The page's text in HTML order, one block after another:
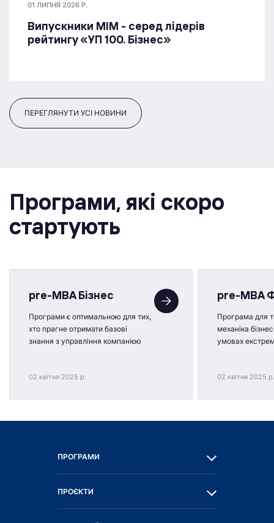
01 ЛИПНЯ 2026 Р.
Випускники МІМ - серед лідерів
рейтингу «УП 100. Бізнес»
ПЕРЕГЛЯНУТИ УСІ НОВИНИ
Програми, якi скоро
стартують
pre-MBA Бізнес
Програми є оптимальною для тих,
хто прагне отримати базові
знання з управління компанією
02 квітня 2025 р.
pre-MBA
Програма для
механіка
умовах
02 квітня 2025 р.
ПРОГРАМИ
ПРОЄКТИ